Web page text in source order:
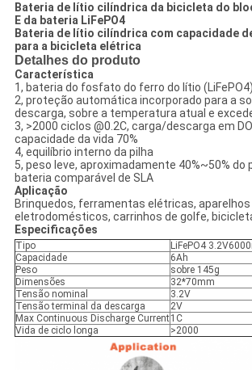
Bateria de lítio cilíndrica da bicicleta do
E da bateria LiFePO4
Bateria de lítio cilíndrica com capacidade
para a bicicleta elétrica
Detalhes do produto
Característica
1, bateria do fosfato do ferro do lítio (LiFePO4)
2, proteção automática incorporado para a
descarga, sobre a temperatura atual e
3, >2000 ciclos @0.2C, carga/descarga em
capacidade da vida 70%
4, equilíbrio interno da pilha
5, peso leve, aproximadamente 40%~50% do
bateria comparável de SLA
Aplicação
Brinquedos, ferramentas elétricas, aparelhos
eletrodomésticos, carrinhos de golfe,
Especificações
Tipo
LiFePO4
Capacidade
6Ah
Peso
sobre 145g
Dimensões
32*70mm
Tensão nominal
3.2V
Tensão terminal da descarga
2V
Max Continuous Discharge Current1C
Vida de ciclo longa
>2000